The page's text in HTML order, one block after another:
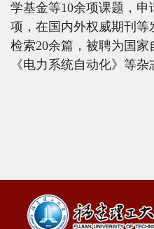
学基金等10余项课题，
项，在国内外权威期刊等
检索20余篇，被聘为国家
《电力系统自动化》等杂